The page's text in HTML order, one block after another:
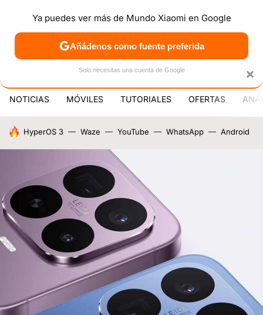
PATROCINA
MENÚ NUEVO
NOTICIAS MÓVILES TUTORIALES OFERTAS
HOY SE HABLA DE
HyperOS 3 Waze YouTube WhatsApp Android
×
Ya puedes ver más de Mundo Xiaomi en Google
Añádenos como fuente preferida
Solo necesitas una cuenta de Google